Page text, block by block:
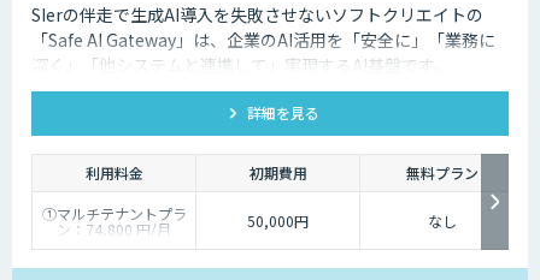
SIerの伴走で生成AI導入を失敗させないソフトクリエイトの
「Safe AI Gateway」は、企業のAI活用を「安全に」「業務に
深く」「他システムと連携して」実現するAI基盤です。
kintone・Salesforce連携にも対応します。
詳細を見る
利用料金 初期費用
無料プラン
①マルチテナントプラ
ン：74,800 円/月
②スタータープラン：
50,000円 なし